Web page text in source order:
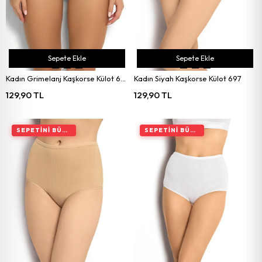
129,90 TL
Sepete Ekle
Kadın Siyah Kaşkorse Külot 697
129,90 TL
Sepete Ekle
SEPETINI BÜYÜT, İNDIRIMI ARTIR SEPETINI BÜYÜT, İNDIRIMI ARTIR